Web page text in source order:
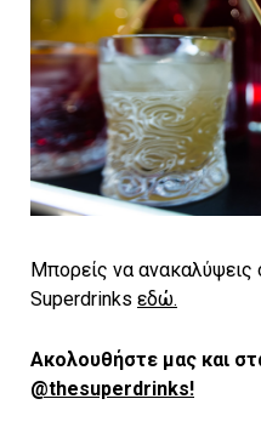
Μπορείς να
Superdrinks εδώ.
Ακολουθήστε μας και
@thesuperdrinks!